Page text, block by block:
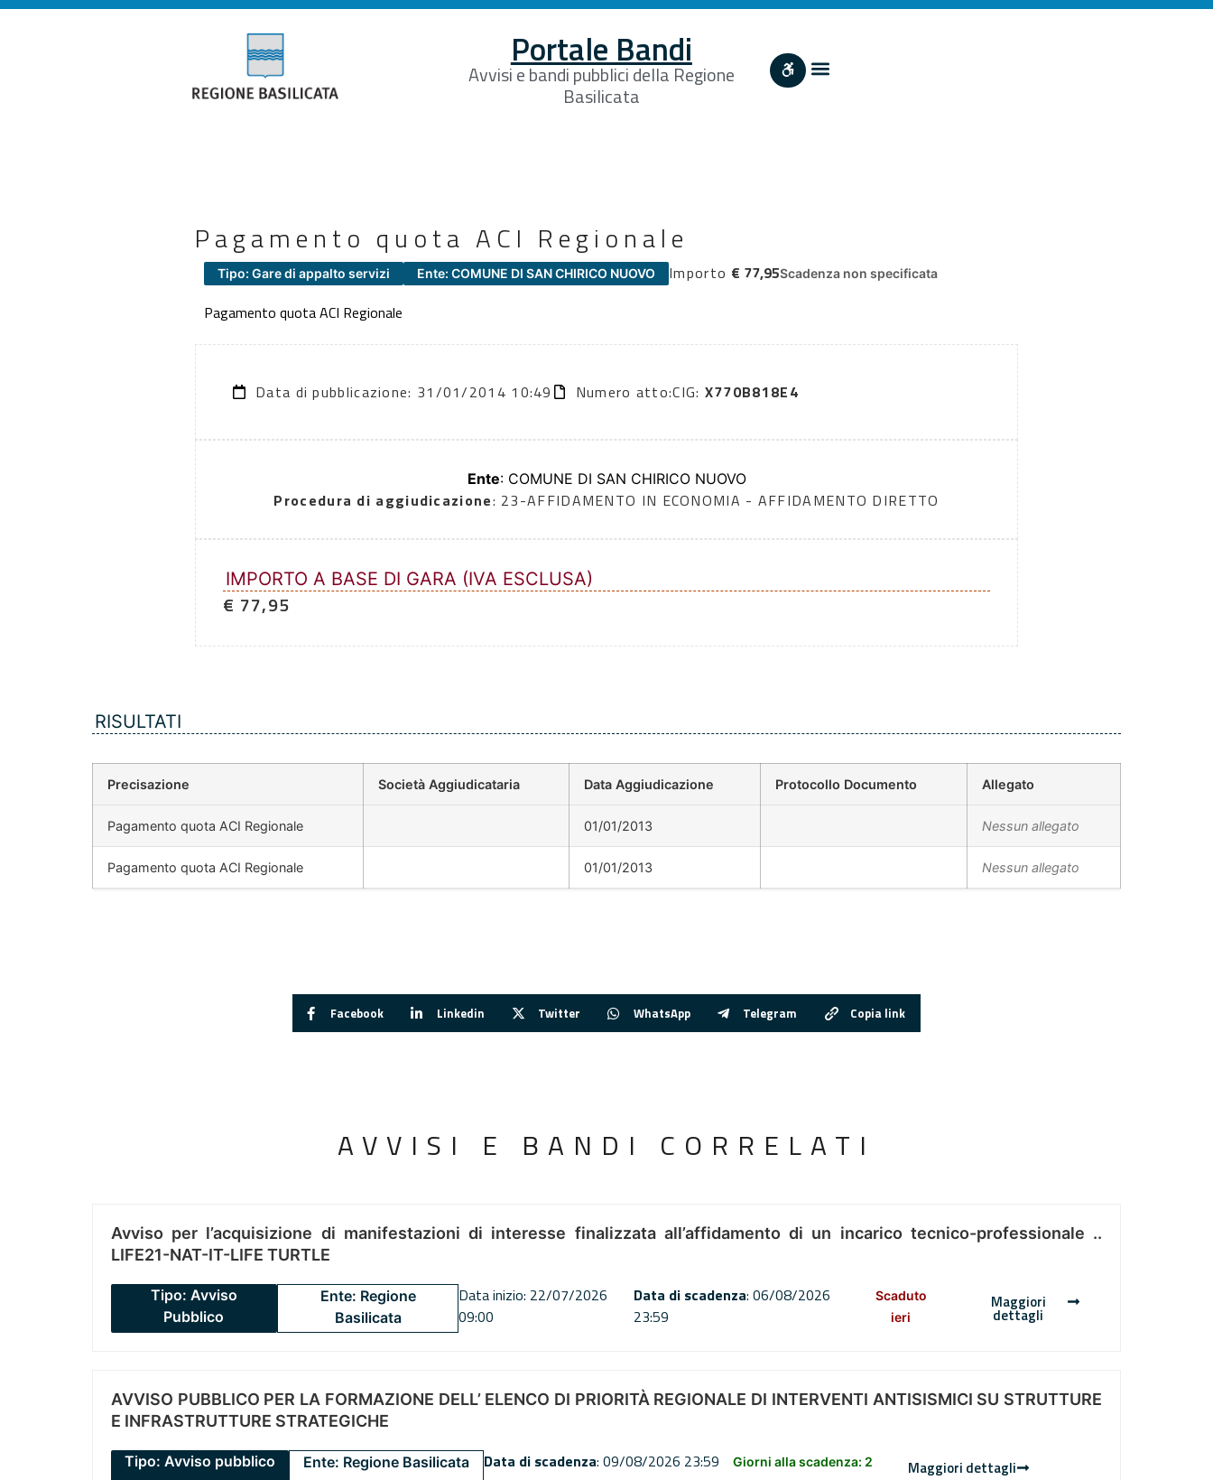
Portale Bandi
Avvisi e bandi pubblici della Regione
Basilicata
Pagamento quota ACI Regionale
Tipo: Gare di appalto servizi Ente: COMUNE DI SAN CHIRICO NUOVO Importo € 77,95Scadenza non specificata
Pagamento quota ACI Regionale
Data di pubblicazione: 31/01/2014 10:49 Numero atto:CIG: X770B818E4
Ente: COMUNE DI SAN CHIRICO NUOVO
Procedura di aggiudicazione: 23-AFFIDAMENTO IN ECONOMIA - AFFIDAMENTO DIRETTO
IMPORTO A BASE DI GARA (IVA ESCLUSA)
€ 77,95
RISULTATI
Precisazione Società Aggiudicataria Data Aggiudicazione Protocollo Documento Allegato
Pagamento quota ACI Regionale 01/01/2013 Nessun allegato
Pagamento quota ACI Regionale 01/01/2013 Nessun allegato
Facebook Linkedin Twitter WhatsApp Telegram Copia link
AVVISI E BANDI CORRELATI
Avviso per l’acquisizione di manifestazioni di interesse finalizzata all’affidamento di un incarico tecnico-professionale ..
LIFE21-NAT-IT-LIFE TURTLE
Tipo: Avviso
Pubblico
Ente: Regione
Basilicata
Data inizio: 22/07/2026
09:00
Data di scadenza: 06/08/2026
23:59
Scaduto
ieri
Maggiori
dettagli
AVVISO PUBBLICO PER LA FORMAZIONE DELL’ ELENCO DI PRIORITÀ REGIONALE DI INTERVENTI ANTISISMICI SU STRUTTURE
E INFRASTRUTTURE STRATEGICHE
Tipo: Avviso pubblico Ente: Regione Basilicata Data di scadenza: 09/08/2026 23:59 Giorni alla scadenza: 2 Maggiori dettagli